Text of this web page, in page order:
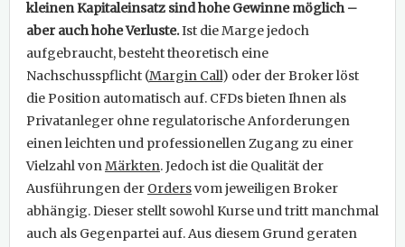
kleinen Kapitaleinsatz sind hohe Gewinne möglich –
aber auch hohe Verluste.Ist die Marge jedoch
aufgebraucht, besteht theoretisch eine
Nachschusspflicht (Margin Call) oder der Broker löst
die Position automatisch auf. CFDs bieten Ihnen als
Privatanleger ohne regulatorische Anforderungen
einen leichten und professionellen Zugang zu einer
Vielzahl vonMärkten. Jedoch ist die Qualität der
Ausführungen der Ordersvom jeweiligen Broker
abhängig. Dieser stellt sowohl Kurse und tritt manchmal
auch als Gegenpartei auf. Aus diesem Grund geraten